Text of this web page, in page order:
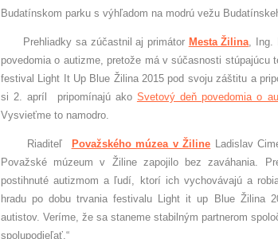
Budatínskom parku s výhľadom na modrú vežu
Prehliadky sa zúčastnil aj primátor Mesta Žilina ,
povedomia o autizme, pretože má v súčasnosti
festival Light It Up Blue Žilina 2015 pod svoju záštitu a
si 2. apríl pripomínajú ako Svetový deň povedomia o
Vysvieťme to namodro.
Riaditeľ Považského múzea v Žiline Ladislav
Považské múzeum v Žiline zapojilo bez zaváhania.
postihnuté autizmom a ľudí, ktorí ich vychovávajú a
hradu po dobu trvania festivalu Light it up Blue Žilina
autistov. Veríme, že sa staneme stabilným partnerom
spolupodieľať.“